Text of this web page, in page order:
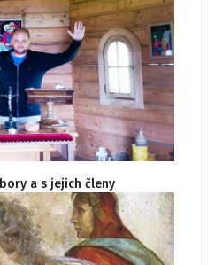
a s jejich členy